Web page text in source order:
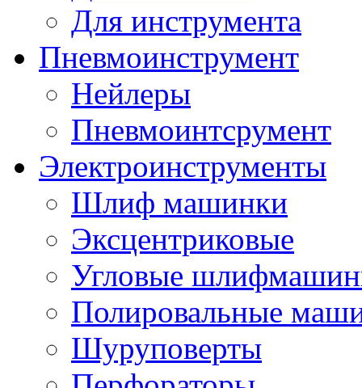
Для инструмента
Пневмоинструмент
Нейлеры
Пневмоинтсрумент
Электроинструменты
Шлиф машинки
Эксцентриковые
Угловые
Полировальные
Шуруповерты